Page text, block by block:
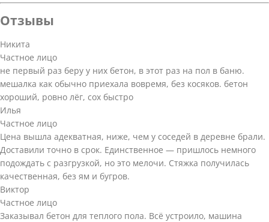
Отзывы
Никита
Частное лицо
не первый раз беру у них бетон, в этот раз на пол в баню.
мешалка как обычно приехала вовремя, без косяков. бетон
хороший, ровно лёг, сох быстро
Илья
Частное лицо
Цена вышла адекватная, ниже, чем у соседей в деревне брали.
Доставили точно в срок. Единственное — пришлось немного
подождать с разгрузкой, но это мелочи. Стяжка получилась
качественная, без ям и бугров.
Виктор
Частное лицо
Заказывал бетон для теплого пола. Всё устроило, машина